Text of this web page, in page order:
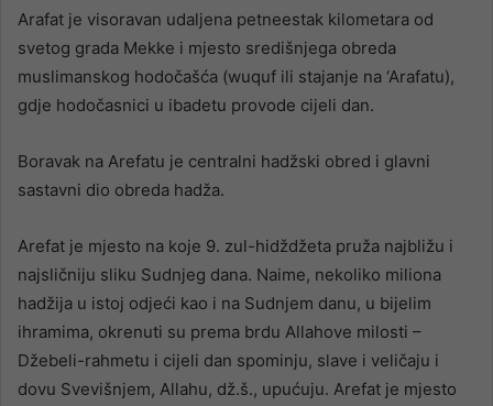
Arafat je visoravan udaljena petneestak kilometara od
svetog grada Mekke i mjesto središnjega obreda
muslimanskog hodočašća (wuquf ili stajanje na ‘Arafatu),
gdje hodočasnici u ibadetu provode cijeli dan.
Boravak na Arefatu je centralni hadžski obred i glavni
sastavni dio obreda hadža.
Arefat je mjesto na koje 9. zul-hidždžeta pruža najbližu i
najsličniju sliku Sudnjeg dana. Naime, nekoliko miliona
hadžija u istoj odjeći kao i na Sudnjem danu, u bijelim
ihramima, okrenuti su prema brdu Allahove milosti –
Džebeli-rahmetu i cijeli dan spominju, slave i veličaju i
dovu Svevišnjem, Allahu, dž.š., upućuju. Arefat je mjesto